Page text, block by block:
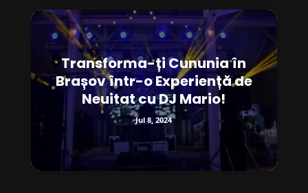
Transforma-ți Cununia în
Brașov într-o Experiență de
Neuitat cu DJ Mario!
Jul 8, 2024